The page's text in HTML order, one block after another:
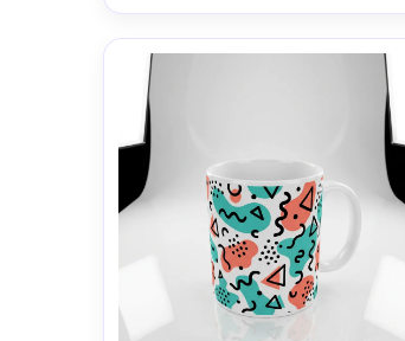
glaçage, objectif 85mm, angle
frontal, zone d'impression haut-